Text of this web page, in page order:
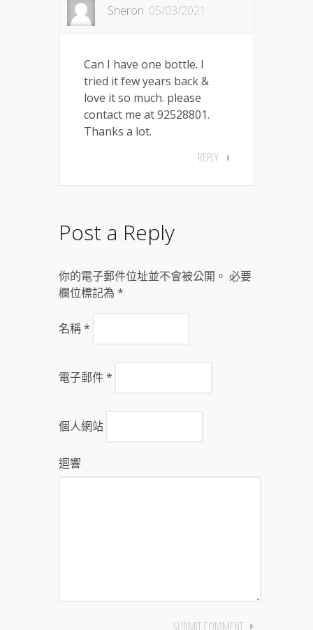
Sheron 05/03/2021
Can I have one bottle. I
tried it few years back &
love it so much. please
contact me at 92528801.
Thanks a lot.
REPLY
Post a Reply
你的電子郵件位址並不會被公開。 必要
欄位標記為 *
名稱*
電子郵件*
個人網站
迴響